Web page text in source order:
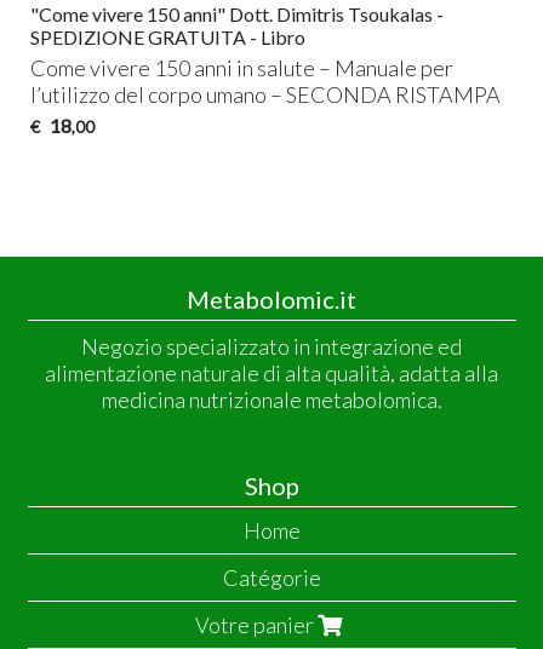
"Come vivere 150 anni" Dott. Dimitris Tsoukalas -
SPEDIZIONE GRATUITA - Libro
Come vivere 150 anni in salute – Manuale per
l’utilizzo del corpo umano –SECONDA RISTAMPA
€ 18,00
Metabolomic.it
Negozio specializzato in integrazione ed
alimentazione naturale di alta qualità, adatta alla
medicina nutrizionale metabolomica.
Shop
Home
Catégorie
Votre panier